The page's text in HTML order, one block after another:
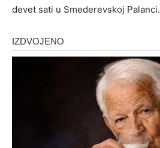
devet sati u Smederevskoj Palanci.